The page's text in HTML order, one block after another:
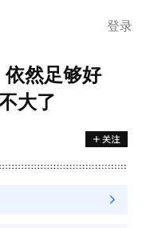
登录
然足够好
大了